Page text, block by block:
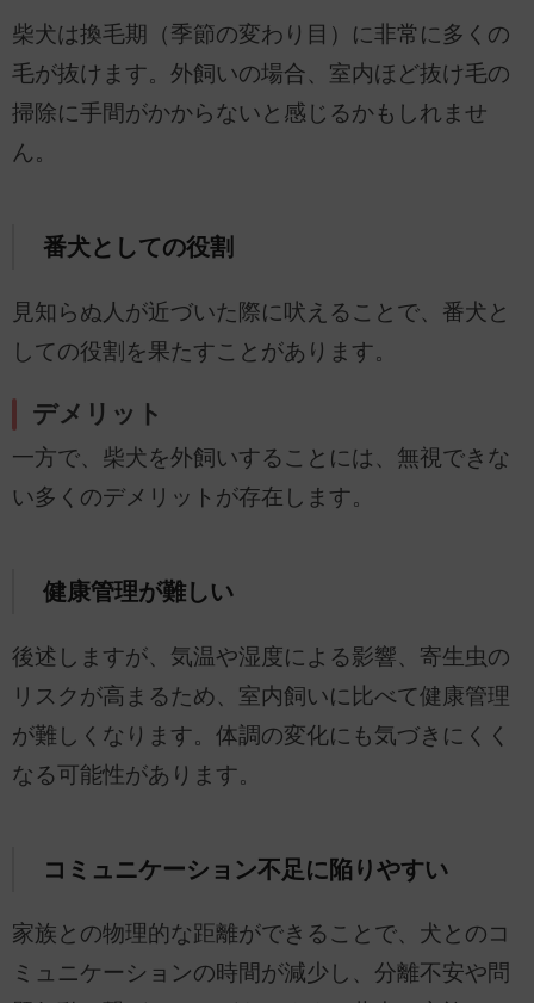
柴犬は換毛期（季節の変わり目）に非常に多くの
毛が抜けます。外飼いの場合、室内ほど抜け毛の
掃除に手間がかからないと感じるかもしれませ
ん。
番犬としての役割
見知らぬ人が近づいた際に吠えることで、番犬と
しての役割を果たすことがあります。
デメリット
一方で、柴犬を外飼いすることには、無視できな
い多くのデメリットが存在します。
健康管理が難しい
後述しますが、気温や湿度による影響、寄生虫の
リスクが高まるため、室内飼いに比べて健康管理
が難しくなります。体調の変化にも気づきにくく
なる可能性があります。
コミュニケーション不足に陥りやすい
家族との物理的な距離ができることで、犬とのコ
ミュニケーションの時間が減少し、分離不安や問